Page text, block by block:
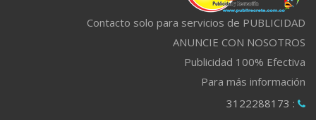
Contacto solo para servicios de PUBLICIDAD
ANUNCIE CON NOSOTROS
Publicidad 100% Efectiva
Para más información
: 3122288173